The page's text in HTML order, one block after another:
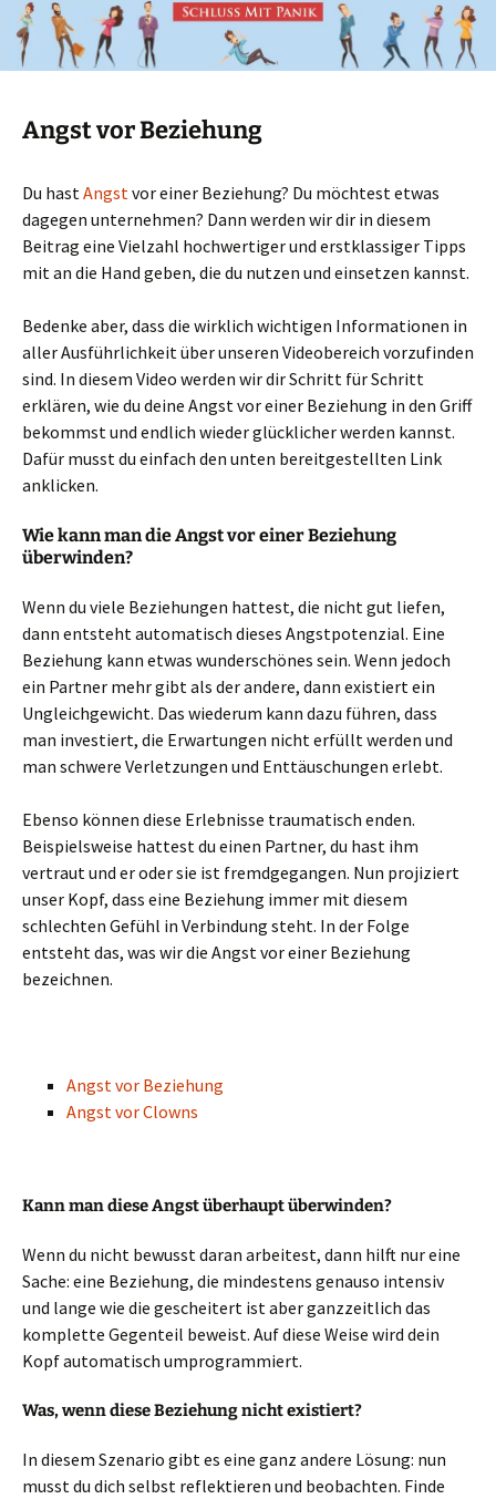
Angst vor Beziehung
Du hastAngstvor einer Beziehung? Du möchtest etwas
dagegen unternehmen? Dann werden wir dir in diesem
Beitrag eine Vielzahl hochwertiger und erstklassiger Tipps
mit an die Hand geben, die du nutzen und einsetzen kannst.
Bedenke aber, dass die wirklich wichtigen Informationen in
aller Ausführlichkeit über unseren Videobereich vorzufinden
sind. In diesem Video werden wir dir Schritt für Schritt
erklären, wie du deine Angst vor einer Beziehung in den Griff
bekommst und endlich wieder glücklicher werden kannst.
Dafür musst du einfach den unten bereitgestellten Link
anklicken.
Wie kann man die Angst vor einer Beziehung
überwinden?
Wenn du viele Beziehungen hattest, die nicht gut liefen,
dann entsteht automatisch dieses Angstpotenzial. Eine
Beziehung kann etwas wunderschönes sein. Wenn jedoch
ein Partner mehr gibt als der andere, dann existiert ein
Ungleichgewicht. Das wiederum kann dazu führen, dass
man investiert, die Erwartungen nicht erfüllt werden und
man schwere Verletzungen und Enttäuschungen erlebt.
Ebenso können diese Erlebnisse traumatisch enden.
Beispielsweise hattest du einen Partner, du hast ihm
vertraut und er oder sie ist fremdgegangen. Nun projiziert
unser Kopf, dass eine Beziehung immer mit diesem
schlechten Gefühl in Verbindung steht. In der Folge
entsteht das, was wir die Angst vor einer Beziehung
bezeichnen.
Angst vor Beziehung
Angst vor Clowns
Kann man diese Angst überhaupt überwinden?
Wenn du nicht bewusst daran arbeitest, dann hilft nur eine
Sache: eine Beziehung, die mindestens genauso intensiv
und lange wie die gescheitert ist aber ganzzeitlich das
komplette Gegenteil beweist. Auf diese Weise wird dein
Kopf automatisch umprogrammiert.
Was, wenn diese Beziehung nicht existiert?
In diesem Szenario gibt es eine ganz andere Lösung: nun
musst du dich selbst reflektieren und beobachten. Finde